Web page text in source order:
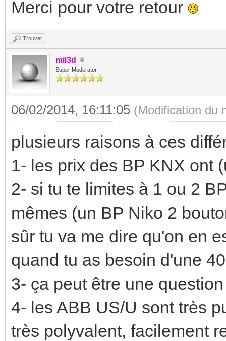
Merci pour votre retour
Trouver
mil3d
Super Moderator
06/02/2014, 16:11:05 (Modification du
plusieurs raisons à ces
1- les prix des BP KNX ont
2- si tu te limites à 1 ou 2
mêmes (un BP Niko 2
sûr tu va me dire qu'on en
quand tu as besoin d'une
3- ça peut être une
4- les ABB US/U sont très
très polyvalent, facilement